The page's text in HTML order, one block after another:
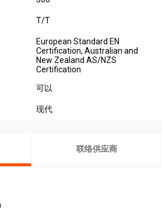
T/T
European Standard EN
Certification, Australian and
New Zealand AS/NZS
Certification
可以
现代
联络供应商